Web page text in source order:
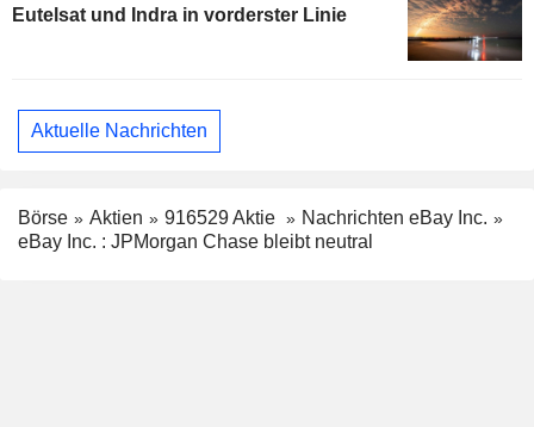
Eutelsat und Indra in vorderster Linie
Aktuelle Nachrichten
Börse Aktien 916529 Aktie
Nachrichten eBay Inc.
eBay Inc. : JPMorgan Chase bleibt neutral